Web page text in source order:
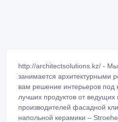
http://architectsolutions.kz/ -
занимается архитектурными
вам решение интерьеров под
лучших продуктов от ведущих
производителей фасадной
напольной керамики –